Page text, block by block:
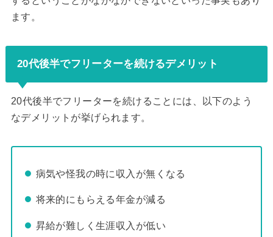
ます。
20代後半でフリーターを続けるデメリット
20代後半でフリーターを続けることには、以下のよう
なデメリットが挙げられます。
病気や怪我の時に収入が無くなる
将来的にもらえる年金が減る
昇給が難しく生涯収入が低い